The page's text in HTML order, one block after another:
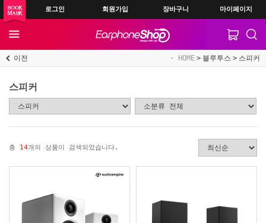
로그인 회원가입 장바구니 마이페이지
이전 HOME 블루투스 스피커
스피커
총 14개의 상품이 검색되었습니다.